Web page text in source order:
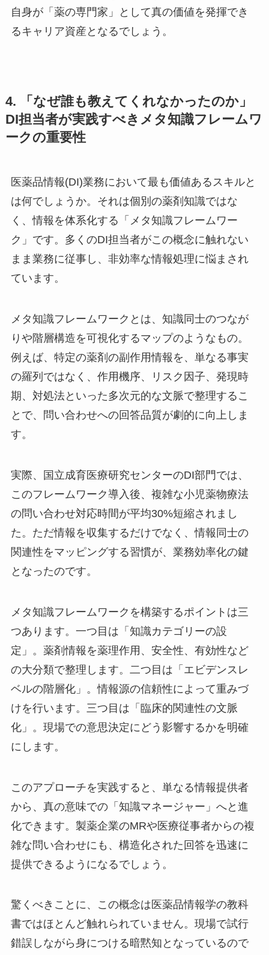
自身が「薬の専門家」として真の価値を発揮でき
るキャリア資産となるでしょう。
4. 「なぜ誰も教えてくれなかったのか」
DI担当者が実践すべきメタ知識フレームワ
ークの重要性
医薬品情報(DI)業務において最も価値あるスキルと
は何でしょうか。それは個別の薬剤知識ではな
く、情報を体系化する「メタ知識フレームワー
ク」です。多くのDI担当者がこの概念に触れない
まま業務に従事し、非効率な情報処理に悩まされ
ています。
メタ知識フレームワークとは、知識同士のつなが
りや階層構造を可視化するマップのようなもの。
例えば、特定の薬剤の副作用情報を、単なる事実
の羅列ではなく、作用機序、リスク因子、発現時
期、対処法といった多次元的な文脈で整理するこ
とで、問い合わせへの回答品質が劇的に向上しま
す。
実際、国立成育医療研究センターのDI部門では、
このフレームワーク導入後、複雑な小児薬物療法
の問い合わせ対応時間が平均30%短縮されまし
た。ただ情報を収集するだけでなく、情報同士の
関連性をマッピングする習慣が、業務効率化の鍵
となったのです。
メタ知識フレームワークを構築するポイントは三
つあります。一つ目は「知識カテゴリーの設
定」。薬剤情報を薬理作用、安全性、有効性など
の大分類で整理します。二つ目は「エビデンスレ
ベルの階層化」。情報源の信頼性によって重みづ
けを行います。三つ目は「臨床的関連性の文脈
化」。現場での意思決定にどう影響するかを明確
にします。
このアプローチを実践すると、単なる情報提供者
から、真の意味での「知識マネージャー」へと進
化できます。製薬企業のMRや医療従事者からの複
雑な問い合わせにも、構造化された回答を迅速に
提供できるようになるでしょう。
驚くべきことに、この概念は医薬品情報学の教科
書ではほとんど触れられていません。現場で試行
錯誤しながら身につける暗黙知となっているので